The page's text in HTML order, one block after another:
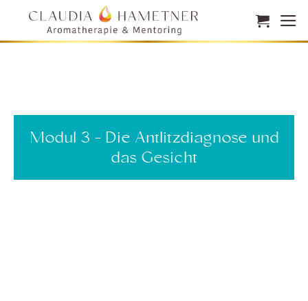
Modul 3 - Die Antlitzdiagnose und
das Gesicht